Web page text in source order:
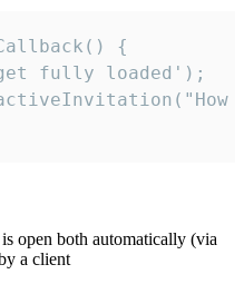
{
fully loaded');
open both automatically (via
a client